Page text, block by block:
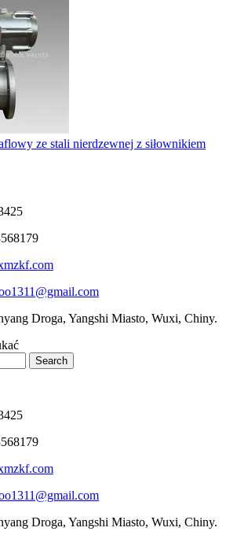
ze stali nierdzewnej z siłownikiem
Droga, Yangshi Miasto, Wuxi, Chiny.
Droga, Yangshi Miasto, Wuxi, Chiny.